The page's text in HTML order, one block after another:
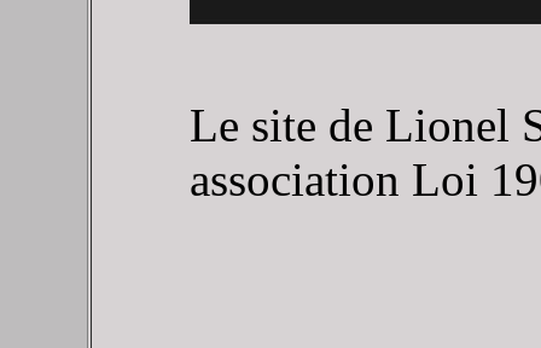
Le site de Lionel
association Loi